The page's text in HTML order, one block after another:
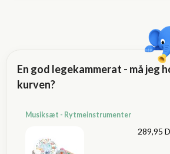
En god legekammerat - må jeg
kurven?
Musiksæt - Rytmeinstrumenter
289,95